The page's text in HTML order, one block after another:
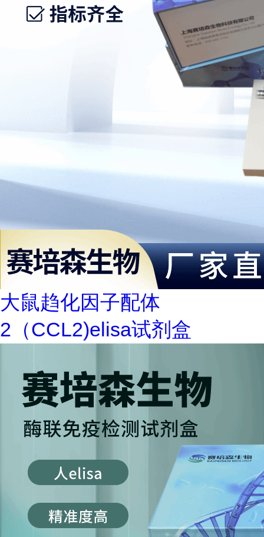
大鼠趋化因子配体
2（CCL2)elisa试剂盒